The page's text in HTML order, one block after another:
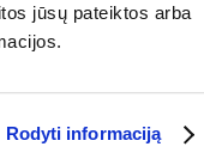
jūsų pateiktos arba
Rodyti informaciją
ATSILIEPIMĄ
data 2023/11/06